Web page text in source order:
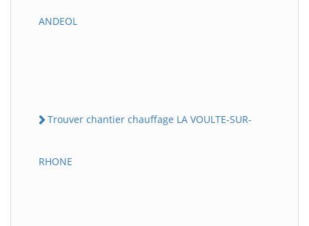
ANDEOL
Trouver chantier chauffage LA VOULTE-SUR-
RHONE